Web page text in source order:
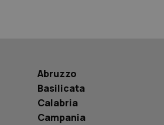
Abruzzo
Basilicata
Calabria
Campania